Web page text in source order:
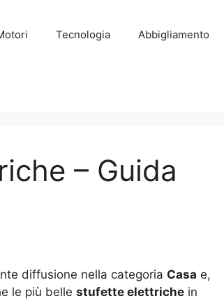
Tecnologia Abbigliamento
– Guida
diffusione nella categoria Casa e,
le più belle stufette elettriche in